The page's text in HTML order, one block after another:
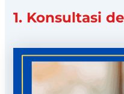
1. Konsultasi